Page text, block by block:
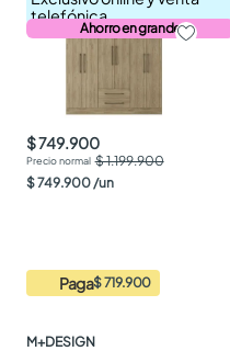
telefónica
Ahorro en grande
$ 749.900
$ 1.199.900
$749.900 /un
Paga$ 719.900
M+DESIGN